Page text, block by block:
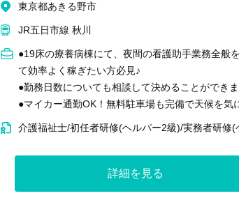
東京都あきる野市
JR五日市線 秋川
●19床の療養病棟にて、夜間の看護助手業務全般
て効率よく稼ぎたい方必見♪
●勤務日数についても相談して決めることができ
●マイカー通勤OK！無料駐車場も完備で天候を
介護福祉士/初任者研修(ヘルパー2級)/実務者研修(
詳細を見る